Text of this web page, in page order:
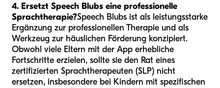
4. Ersetzt Speech Blubs eine professionelle
Sprachtherapie?Speech Blubs ist als leistungsstarke
Ergänzung zur professionellen Therapie und als
Werkzeug zur häuslichen Förderung konzipiert.
Obwohl viele Eltern mit der App erhebliche
Fortschritte erzielen, sollte sie den Rat eines
zertifizierten Sprachtherapeuten (SLP) nicht
ersetzen, insbesondere bei Kindern mit spezifischen